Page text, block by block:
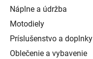
Náplne a údržba
Motodiely
Príslušenstvo a doplnky
Oblečenie a vybavenie